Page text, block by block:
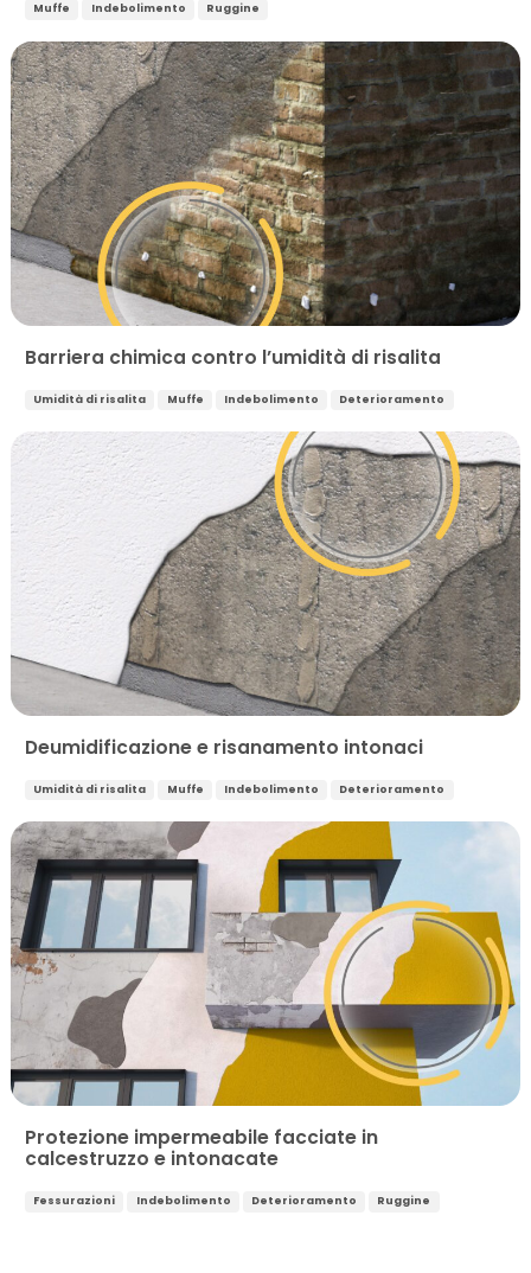
Muffe
Indebolimento Ruggine
Barriera chimica contro l’umidità di risalita
Umidità di risalita Muffe Indebolimento Deterioramento
Deumidificazione e risanamento intonaci
Umidità di risalita Muffe Indebolimento Deterioramento
Protezione impermeabile facciate in
calcestruzzo e intonacate
Fessurazioni Indebolimento Deterioramento Ruggine